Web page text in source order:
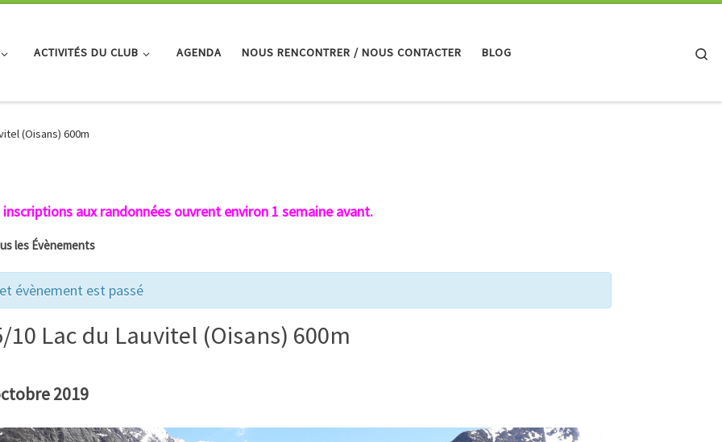
ACTIVITÉS DU CLUB AGENDA NOUS RENCONTRER / NOUS CONTACTER BLOG
(Oisans) 600m
inscriptions aux randonnées ouvrent environ 1 semaine avant.
les Évènements
évènement est passé
10 Lac du Lauvitel (Oisans) 600m
2019